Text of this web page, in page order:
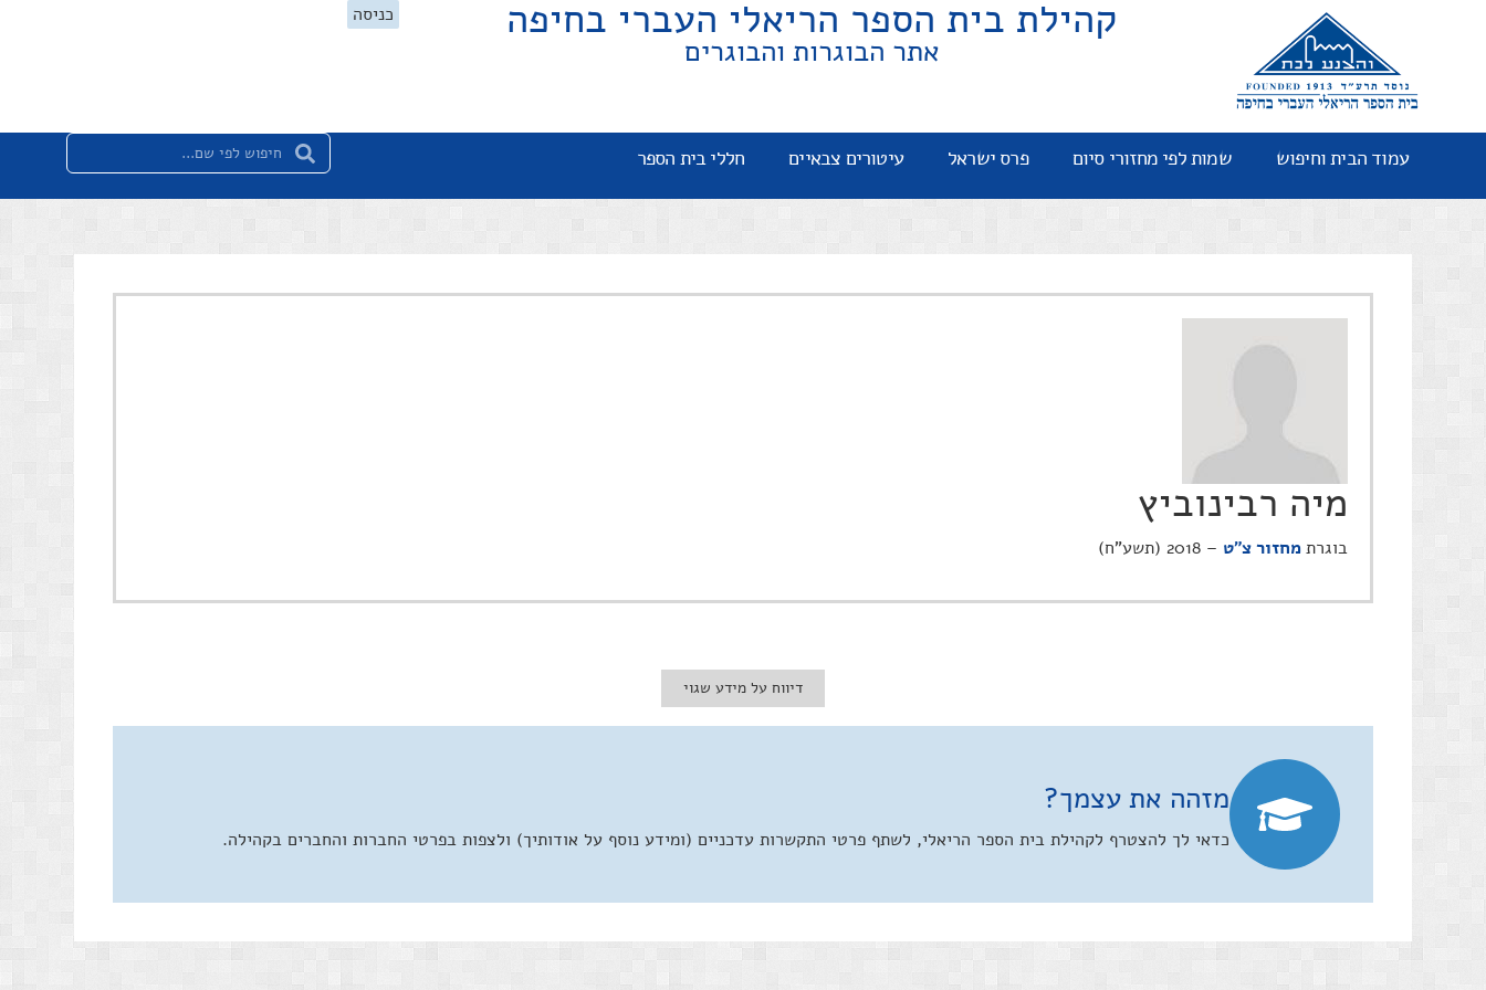
קהילת בית הספר הריאלי העברי בחיפה
אתר הבוגרות והבוגרים
כניסה
עמוד הבית וחיפוש שמות לפי מחזורי סיום פרס ישראל עיטורים צבאיים חללי בית הספר
מיה רבינוביץ
בוגרתמחזור צ"ט – 2018 (תשע"ח)
דיווח על מידע שגוי
מזהה את עצמך?
כדאי לך להצטרף לקהילת בית הספר הריאלי, לשתף פרטי התקשרות עדכניים (ומידע נוסף על אודותיך) ולצפות בפרטי החברות והחברים בקהילה.